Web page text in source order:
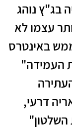
בג"ץ נוהג
עצמו לא
באינטרס
העמידה"
דרעי,
השלטון"